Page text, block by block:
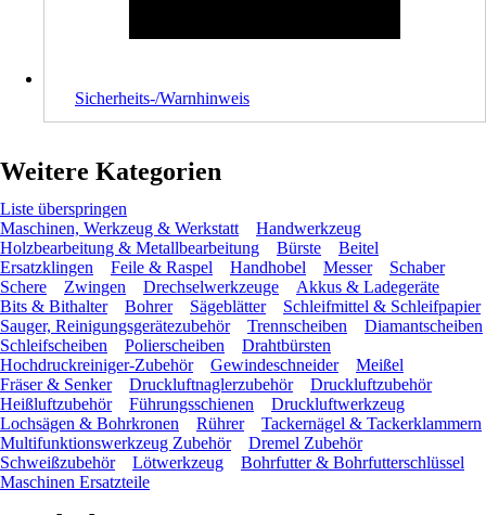
Sicherheits-/Warnhinweis
Weitere Kategorien
Liste überspringen
Maschinen, Werkzeug & Werkstatt
Handwerkzeug
Holzbearbeitung & Metallbearbeitung
Bürste
Beitel
Ersatzklingen
Feile & Raspel Handhobel Messer
Schaber
Schere
Zwingen Drechselwerkzeuge
Akkus & Ladegeräte
Bits & Bithalter
Bohrer Sägeblätter
Schleifmittel & Schleifpapier
Sauger, Reinigungsgerätezubehör
Trennscheiben
Diamantscheiben
Schleifscheiben
Polierscheiben
Drahtbürsten
Hochdruckreiniger-Zubehör
Gewindeschneider
Meißel
Fräser & Senker
Druckluftnaglerzubehör
Druckluftzubehör
Heißluftzubehör
Führungsschienen
Druckluftwerkzeug
Lochsägen & Bohrkronen
Rührer
Tackernägel & Tackerklammern
Multifunktionswerkzeug Zubehör
Dremel Zubehör
Schweißzubehör
Lötwerkzeug
Bohrfutter & Bohrfutterschlüssel
Maschinen Ersatzteile